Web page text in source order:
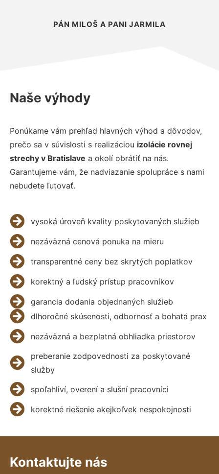
PÁN MILOŠ A PANI JARMILA
Naše výhody
Ponúkame vám prehľad hlavných výhod a dôvodov,
prečo sa v súvislosti s realizáciou izolácie rovnej
strechy v Bratislave a okolí obrátiť na nás.
Garantujeme vám, že nadviazanie spolupráce s nami
nebudete ľutovať.
vysoká úroveň kvality poskytovaných služieb
nezáväzná cenová ponuka na mieru
transparentné ceny bez skrytých poplatkov
korektný a ľudský prístup pracovníkov
garancia dodania objednaných služieb
dlhoročné skúsenosti, odbornosť a bohatá prax
nezáväzná a bezplatná obhliadka priestorov
preberanie zodpovednosti za poskytované
služby
spoľahliví, overení a slušní pracovníci
korektné riešenie akejkoľvek nespokojnosti
Kontaktujte nás